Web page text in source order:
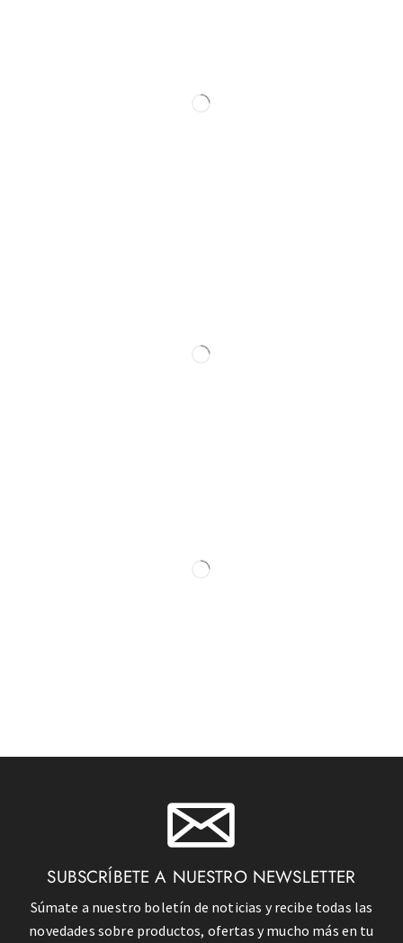
SUBSCRÍBETE A NUESTRO NEWSLETTER
Súmate a nuestro boletín de noticias y recibe todas las
novedades sobre productos, ofertas y mucho más en tu